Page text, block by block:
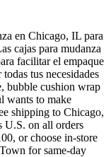
en Chicago, IL para
cajas para mudanza
facilitar el empaque
tus necesidades
bubble cushion wrap
wants to make
shipping to Chicago,
U.S. on all orders
or choose in-store
for same-day